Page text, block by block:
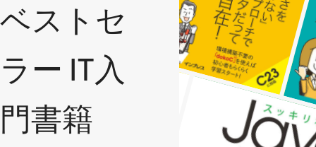
ベストセ
ラー IT入
門書籍